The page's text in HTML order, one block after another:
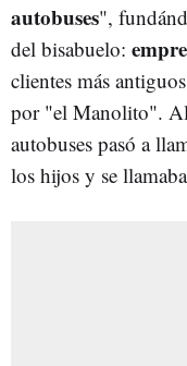
autobuses",
del bisabuelo:
clientes más
por "el Manolito".
autobuses pasó a
los hijos y se